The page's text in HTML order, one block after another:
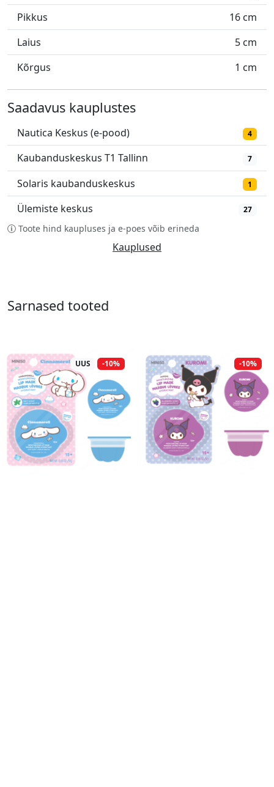
Pikkus
16 cm
Laius
5 cm
Kõrgus
1 cm
Saadavus kauplustes
Nautica Keskus (e-pood) 4
Kaubanduskeskus T1 Tallinn 7
Solaris kaubanduskeskus 1
Ülemiste keskus 27
Toote hind kaupluses ja e-poes võib erineda
Kauplused
Sarnased tooted
UUS -10% -10%